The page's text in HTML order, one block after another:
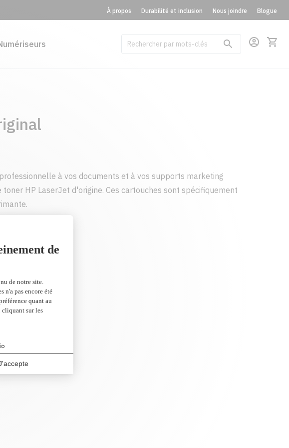
À propos Durabilité et inclusion Nous joindre Blogue
à vos documents et à vos supports marketing
toner HP LaserJet d'origine. Ces cartouches sont spécifiquement
PANIER